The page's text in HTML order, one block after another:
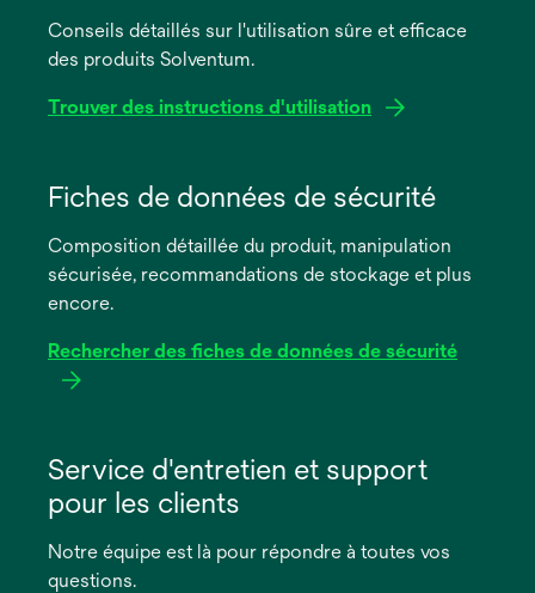
Conseils détaillés sur l'utilisation sûre et efficace
des produits Solventum.
Trouver des instructions d'utilisation
dans
nouvel
onglet
Fiches de données de sécurité
Composition détaillée du produit, manipulation
sécurisée, recommandations de stockage et plus
encore.
Rechercher des fiches de données de sécurité
dans
nouvel
onglet
Service d'entretien et support
pour les clients
Notre équipe est là pour répondre à toutes vos
questions.